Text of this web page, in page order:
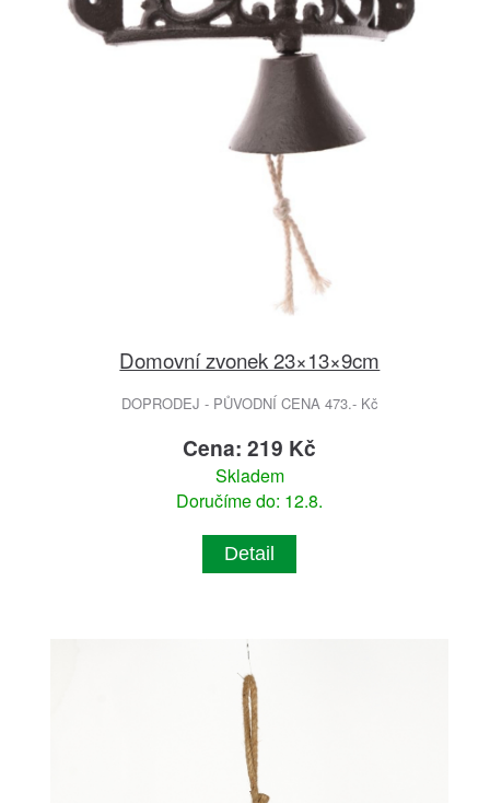
Domovní zvonek 23×13×9cm
DOPRODEJ - PŮVODNÍ CENA 473.- Kč
Cena: 219 Kč
Skladem
Doručíme do: 12.8.
Detail